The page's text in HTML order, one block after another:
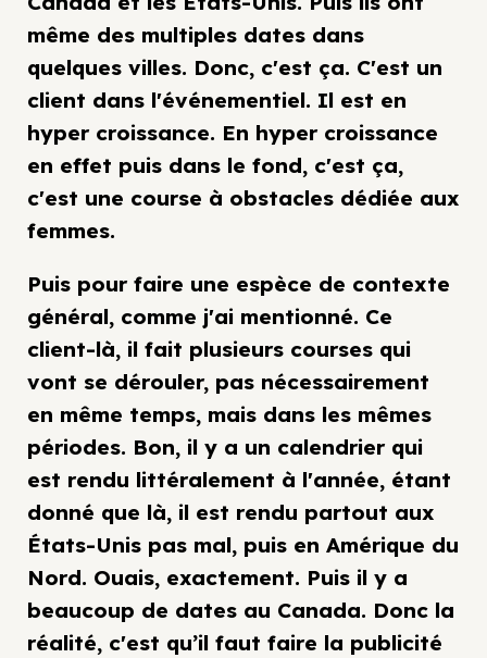
même des multiples dates dans
quelques villes. Donc, c'est ça. C'est un
client dans l'événementiel. Il est en
hyper croissance. En hyper croissance
en effet puis dans le fond, c'est ça,
c'est une course à obstacles dédiée aux
femmes.
Puis pour faire une espèce de contexte
général, comme j'ai mentionné. Ce
client-là, il fait plusieurs courses qui
vont se dérouler, pas nécessairement
en même temps, mais dans les mêmes
périodes. Bon, il y a un calendrier qui
est rendu littéralement à l'année, étant
donné que là, il est rendu partout aux
États-Unis pas mal, puis en Amérique du
Nord. Ouais, exactement. Puis il y a
beaucoup de dates au Canada. Donc la
réalité, c'est qu’il faut faire la publicité